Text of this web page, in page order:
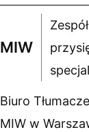
MIW
Biuro
MIW w